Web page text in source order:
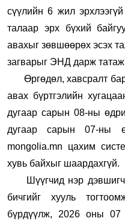
сүүлийн 6 жил
талаар эрх бүхий
авахыг зөвшөөрөх эсэх
загварыг ЭНД дарж
Өргөдөл, хавсралт
авах бүртгэлийн
дугаар сарын 08-ны
дугаар сарын 07-ны
mongolia.mn цахим
хувь байхыг шаардахгүй.
Шүүгчид нэр дэвшигч
бичгийг хууль
бүрдүүлж, 2026 оны